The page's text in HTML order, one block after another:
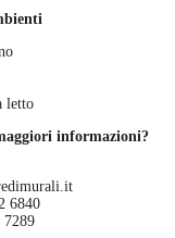
letto
informazioni?
6840
7289